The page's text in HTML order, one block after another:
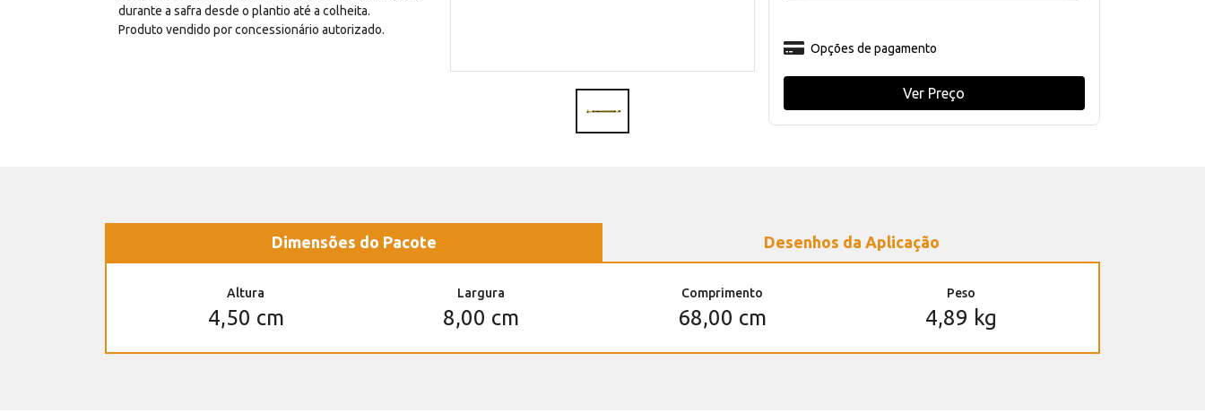
durante a safra desde o plantio até a colheita.
Produto vendido por concessionário autorizado.
Opções de pagamento
Ver Preço
Dimensões do Pacote Desenhos da Aplicação
Altura
4,50 cm
Largura
8,00 cm
Comprimento
68,00 cm
Peso
4,89 kg